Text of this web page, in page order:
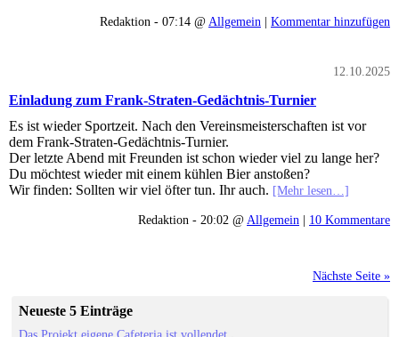
Redaktion - 07:14 @ Allgemein | Kommentar hinzufügen
12.10.2025
Einladung zum Frank-Straten-Gedächtnis-Turnier
Es ist wieder Sportzeit. Nach den Vereinsmeisterschaften ist vor
dem Frank-Straten-Gedächtnis-Turnier.
Der letzte Abend mit Freunden ist schon wieder viel zu lange her?
Du möchtest wieder mit einem kühlen Bier anstoßen?
Wir finden: Sollten wir viel öfter tun. Ihr auch. [Mehr lesen…]
Redaktion - 20:02 @ Allgemein | 10 Kommentare
Nächste Seite »
Neueste 5 Einträge